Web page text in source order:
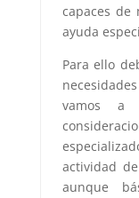
capaces
ayuda
Para ello
vamos a
actividad
aunque